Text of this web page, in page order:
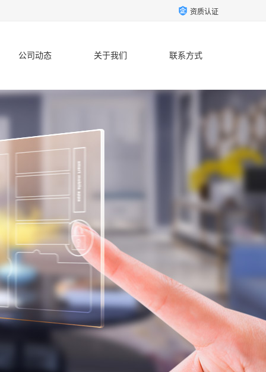
资质认证
公司动态 关于我们 联系方式